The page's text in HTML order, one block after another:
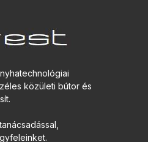
közületi bútor és